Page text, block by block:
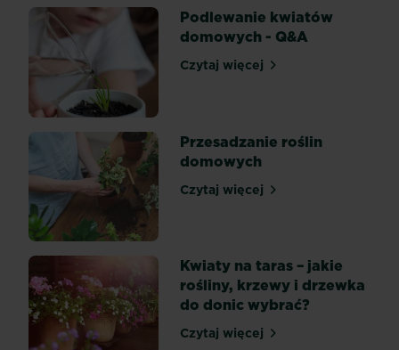
domu,
które
podgrzeje
świąteczną
atmosferę.
doniczkowe
nie
tylko
bożonarodzeniowa
ozdoba.
odrobinie...
Podlewanie kwiatów
domowych - Q&A
Czytaj więcejPodlewanie kwiatów
Przesadzanie roślin
domowych
Czytaj więcejPrzesadzanie roślin
Kwiaty na taras – jakie
rośliny, krzewy i drzewka
do donic wybrać?
Czytaj więcejKwiaty na taras – jakie